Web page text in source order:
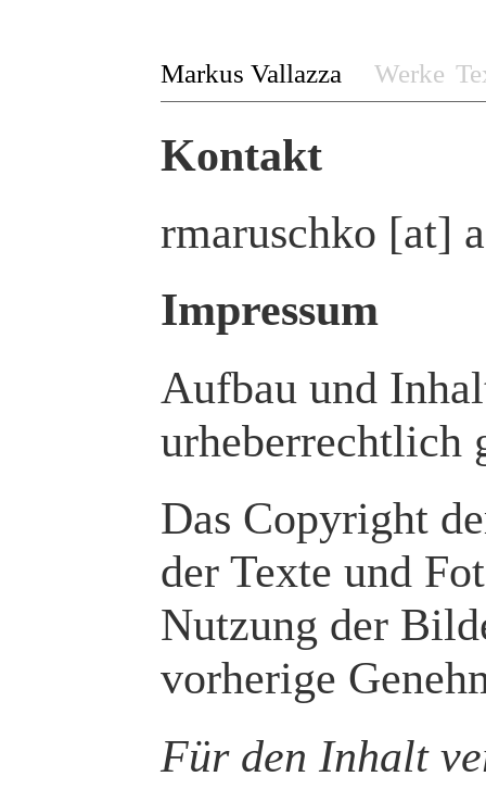
Markus Vallazza Werke
Kontakt
rmaruschko [at]
Impressum
Aufbau und
urheberrechtlich
Das Copyright
der Texte und
Nutzung der
vorherige
Für den Inhalt